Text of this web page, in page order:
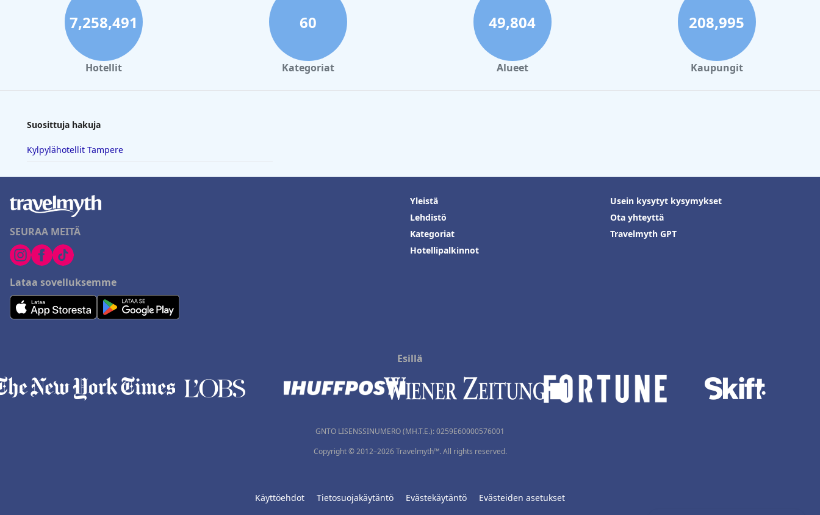
7,258,491
Hotellit
60
Kategoriat
49,804
Alueet
208,995
Kaupungit
Suosittuja hakuja
Kylpylähotellit Tampere
SEURAA MEITÄ
Lataa sovelluksemme
Yleistä
Lehdistö
Kategoriat
Hotellipalkinnot
Usein kysytyt kysymykset
Ota yhteyttä
Travelmyth GPT
Esillä
GNTO LISENSSINUMERO (MH.T.E.): 0259Ε60000576001
Copyright © 2012–2026 Travelmyth™. All rights reserved.
Käyttöehdot Tietosuojakäytäntö Evästekäytäntö
Evästeiden asetukset